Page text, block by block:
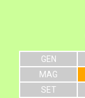
GEN
MAG
SET